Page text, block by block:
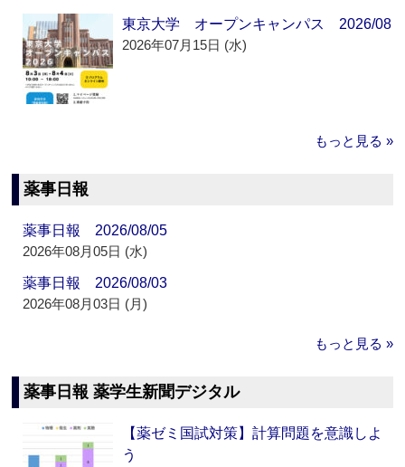
東京大学 オープンキャンパス 2026/08
2026年07月15日 (水)
もっと見る »
薬事日報
薬事日報 2026/08/05
2026年08月05日 (水)
薬事日報 2026/08/03
2026年08月03日 (月)
もっと見る »
薬事日報 薬学生新聞デジタル
【薬ゼミ国試対策】計算問題を意識しよ
う